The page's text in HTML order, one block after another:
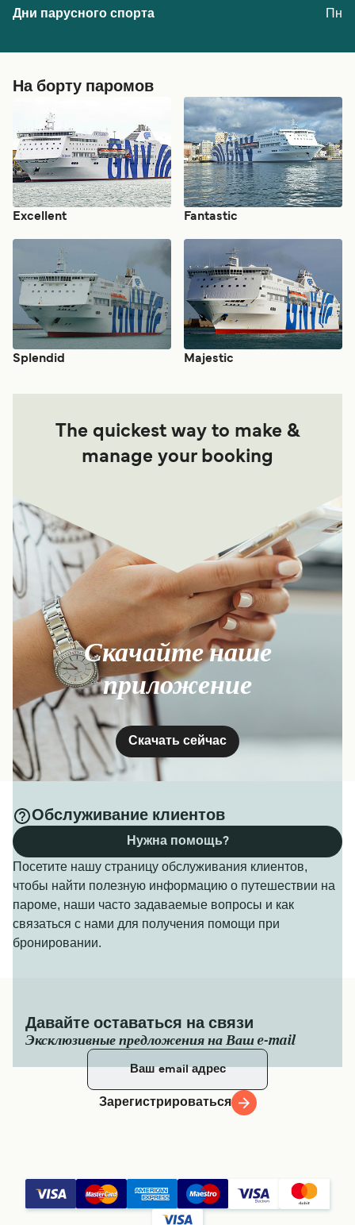
Пн
На борту паромов
Excellent Fantastic
Splendid Majestic
The quickest way to make &
manage your booking
Скачайте наше
приложение
Скачать сейчас
Обслуживание клиентов
Посетите нашу страницу обслуживания клиентов,
чтобы найти полезную информацию о путешествии на
пароме, наши часто задаваемые вопросы и как
связаться с нами для получения помощи при
бронировании.
Нужна помощь?
Давайте оставаться на связи
Эксклюзивные предложения на Ваш e-mail
Зарегистрироваться